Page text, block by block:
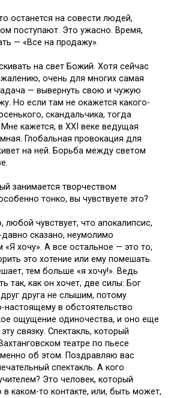
останется на совести людей,
поступают. Это ужасно. Время,
— «Все на продажу».
на свет Божий. Хотя сейчас
очень для многих самая
— вывернуть свою и чужую
Но если там не окажется какого-
скандальчика, тогда
кажется, в XXI веке ведущая
Глобальная провокация для
на ней. Борьба между светом
занимается творчеством
тонко, вы чувствуете это?
чувствует, что апокалипсис,
сказано, неумолимо
«Я хочу». А все остальное — это то,
это хотение или ему помешать.
тем больше «я хочу!». Ведь
так, как он хочет, две силы: Бог
друга не слышим, потому
в обстоятельство
ощущение одиночества, и оно еще
связку. Спектакль, который
театре по пьесе
об этом. Поздравляю вас
спектакль. А кого
Это человек, который
каком-то контакте, или, быть может,